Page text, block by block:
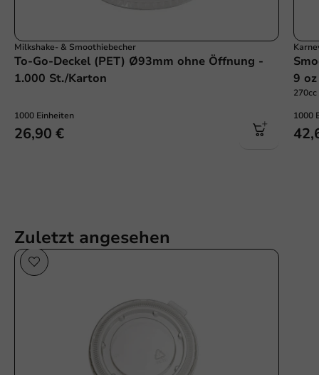
Milkshake- & Smoothiebecher
To-Go-Deckel (PET) Ø93mm ohne Öffnung -
1.000 St./Karton
1000 Einheiten
26,90 €
9
1000
Zuletzt angesehen